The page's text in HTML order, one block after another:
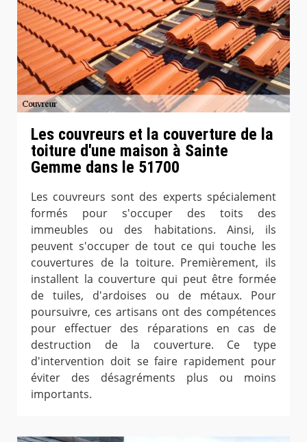
Les couvreurs et la couverture de la
toiture d'une maison à Sainte
Gemme dans le 51700
Les couvreurs sont des experts spécialement
formés pour s'occuper des toits des
immeubles ou des habitations. Ainsi, ils
peuvent s'occuper de tout ce qui touche les
couvertures de la toiture. Premièrement, ils
installent la couverture qui peut être formée
de tuiles, d'ardoises ou de métaux. Pour
poursuivre, ces artisans ont des compétences
pour effectuer des réparations en cas de
destruction de la couverture. Ce type
d'intervention doit se faire rapidement pour
éviter des désagréments plus ou moins
importants.